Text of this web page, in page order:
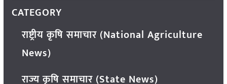
CATEGORY
राष्ट्रीय कृषि समाचार (National Agriculture
News)
राज्य कृषि समाचार (State News)